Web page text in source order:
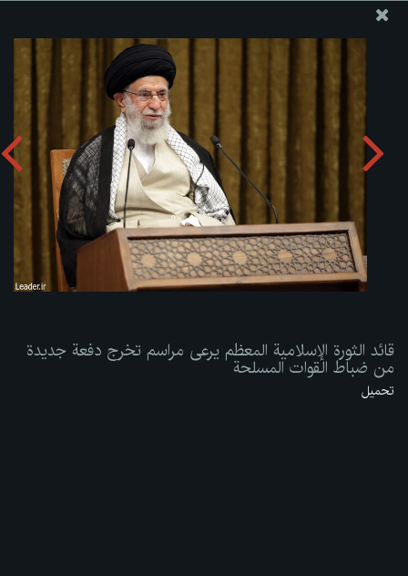
موقع مکتب سماحة القائد آية الله العظمى الخامنئي
قائد الثورة الإسلامية المعظم يرعى مراسم تخرج دفعة جديدة من
ضباط القوات المسلحة
تحميل الألبوم:
قائد الثورة الإسلامية المعظم يرعى مراسم تخرج دفعة جديدة
من ضباط القوات المسلحة
تحميل